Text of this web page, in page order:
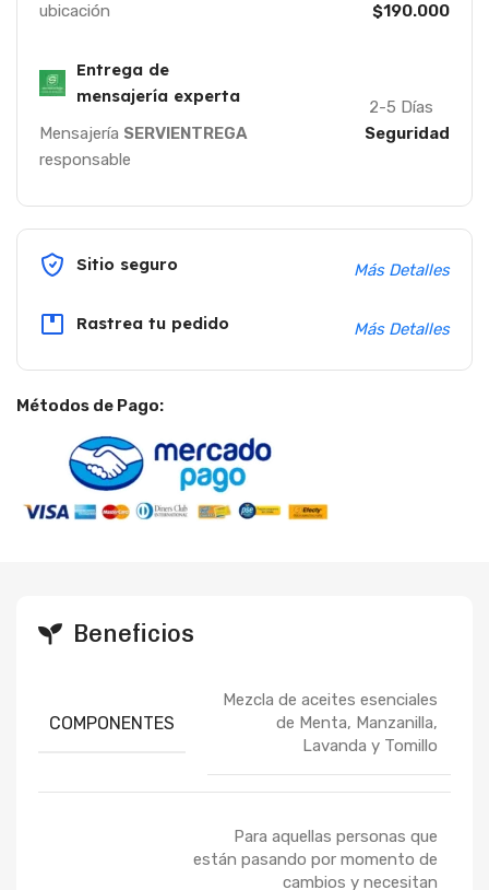
ubicación
$190.000
Entrega de
mensajería experta
Mensajería SERVIENTREGA
responsable
2-5 Días
Seguridad
Sitio seguro Más Detalles
Rastrea tu pedido Más Detalles
Métodos de Pago:
Beneficios
COMPONENTES
Mezcla de aceites esenciales
de Menta, Manzanilla,
Lavanda y Tomillo
Para aquellas personas que
están pasando por momento de
cambios y necesitan